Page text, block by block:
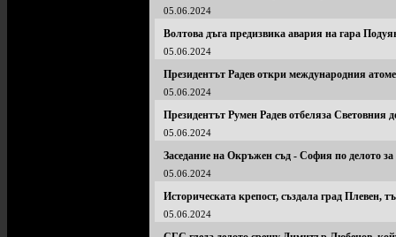
05.06.2024
Волтова дъга предизвика авария на гара
05.06.2024
Президентът Радев откри международния
05.06.2024
Президентът Румен Радев отбеляза Световния
05.06.2024
Заседание на Окръжен съд - София по делото
05.06.2024
Историческата крепост, създала град Плевен,
05.06.2024